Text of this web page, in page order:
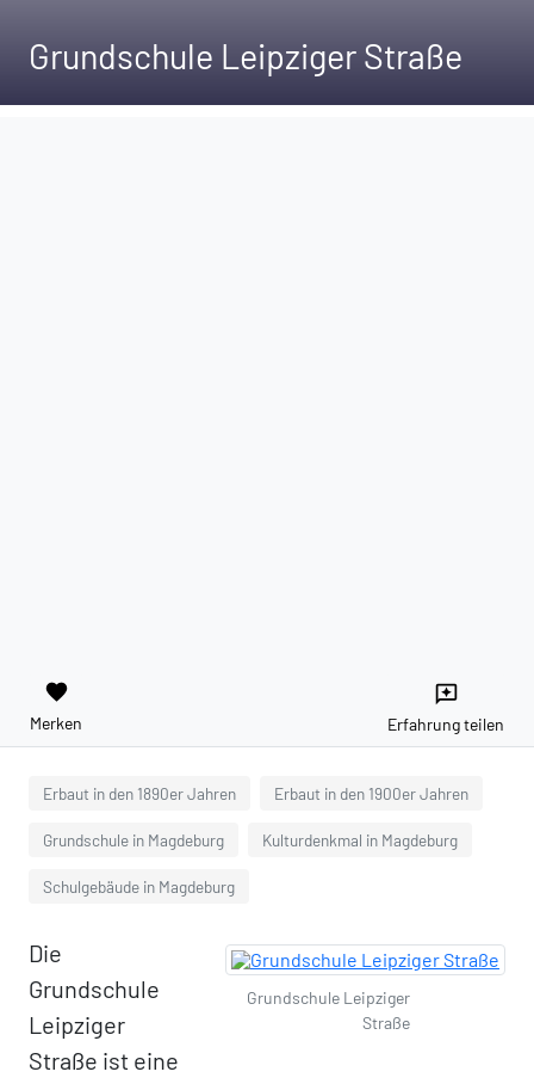
Grundschule Leipziger Straße
favorite
Merken
reviews
Erfahrung teilen
Erbaut in den 1890er Jahren Erbaut in den 1900er Jahren
Grundschule in Magdeburg Kulturdenkmal in Magdeburg
Schulgebäude in Magdeburg
Grundschule Leipziger
Straße
Die
Grundschule
Leipziger
Straße ist eine